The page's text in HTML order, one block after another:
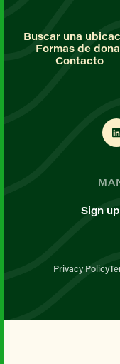
Buscar una
Formas de
Contacto
Sign
Privacy Policy